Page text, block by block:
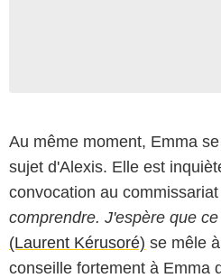
Au même moment, Emma
sujet d'Alexis. Elle est
convocation au
comprendre. J'espère que
(Laurent Kérusoré) se mêle
conseille fortement à Emma